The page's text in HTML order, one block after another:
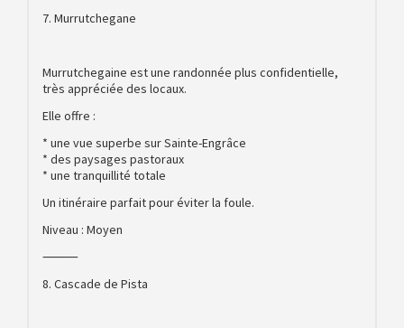
7. Murrutchegane
Murrutchegaine est une randonnée plus confidentielle,
très appréciée des locaux.
Elle offre :
* une vue superbe sur Sainte-Engrâce
* des paysages pastoraux
* une tranquillité totale
Un itinéraire parfait pour éviter la foule.
Niveau : Moyen
⸻
8. Cascade de Pista